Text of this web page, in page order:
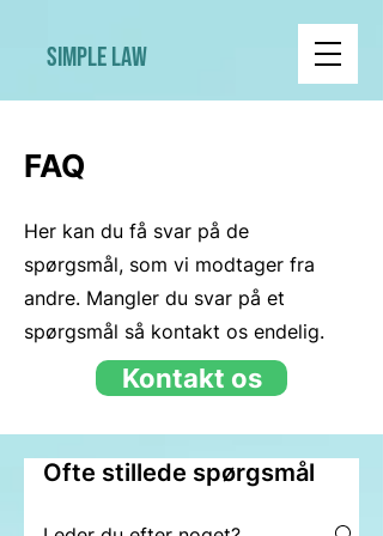
Simple Law
FAQ
Her kan du få svar på de
spørgsmål, som vi modtager fra
andre. Mangler du svar på et
spørgsmål så kontakt os endelig.
Kontakt os
Ofte stillede spørgsmål